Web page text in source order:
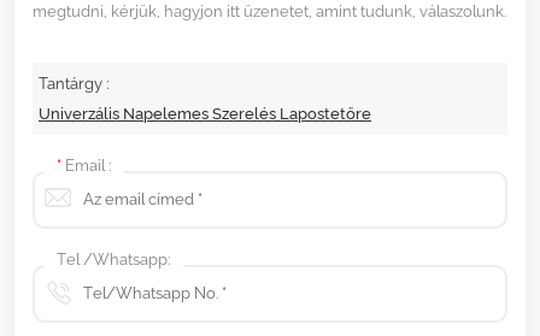
megtudni, kérjük, hagyjon itt üzenetet, amint tudunk, válaszolunk.
Tantárgy :
Univerzális Napelemes Szerelés Lapostetőre
* Email :
Tel /Whatsapp: